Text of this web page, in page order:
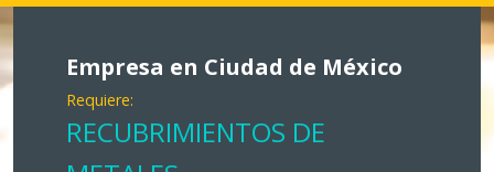
Empresa en Ciudad de México
Requiere:
RECUBRIMIENTOS DE